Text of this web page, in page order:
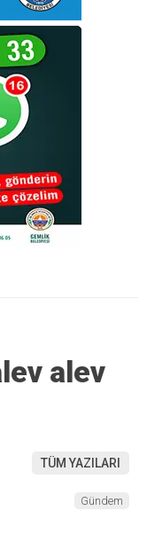
alev
TÜM YAZILARI
Gündem